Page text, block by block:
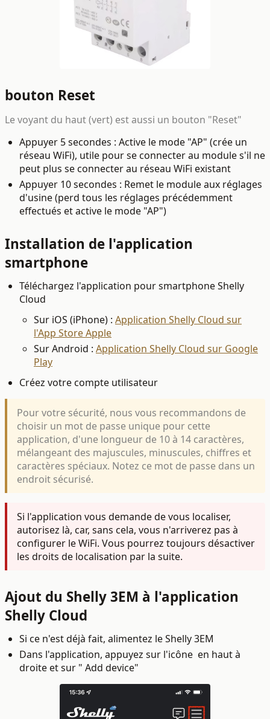
bouton Reset
Le voyant du haut (vert) est aussi un bouton "Reset"
Appuyer 5 secondes : Active le mode "AP" (crée un
réseau WiFi), utile pour se connecter au module s'il ne
peut plus se connecter au réseau WiFi existant
Appuyer 10 secondes : Remet le module aux réglages
d'usine (perd tous les réglages précédemment
effectués et active le mode "AP")
Installation de l'application
smartphone
Téléchargez l'application pour smartphone Shelly
Cloud
Sur iOS (iPhone) : Application Shelly Cloud sur
l'App Store Apple
Sur Android : Application Shelly Cloud sur Google
Play
Créez votre compte utilisateur
Pour votre sécurité, nous vous recommandons de
choisir un mot de passe unique pour cette
application, d'une longueur de 10 à 14 caractères,
mélangeant des majuscules, minuscules, chiffres et
caractères spéciaux. Notez ce mot de passe dans un
endroit sécurisé.
Si l'application vous demande de vous localiser,
autorisez là, car, sans cela, vous n'arriverez pas à
configurer le WiFi. Vous pourrez toujours désactiver
les droits de localisation par la suite.
Ajout du Shelly 3EM à l'application
Shelly Cloud
Si ce n'est déjà fait, alimentez le Shelly 3EM
Dans l'application, appuyez sur l'icône en haut à
droite et sur " Add device"